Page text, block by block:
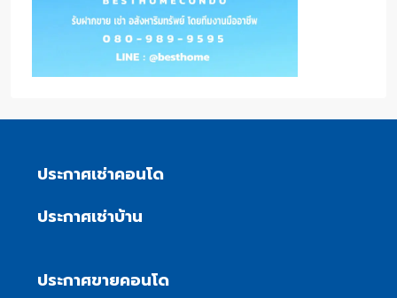
ประกาศเช่าคอนโด
ประกาศเช่าบ้าน
ประกาศขายคอนโด